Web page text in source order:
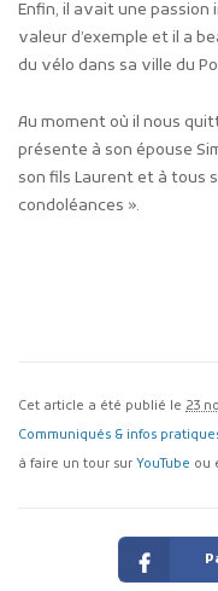
Enfin, il avait une
valeur d’exemple et il a
du vélo dans sa ville du
Au moment où il nous
présente à son épouse
son fils Laurent et à tous
condoléances ».
Cet article a été publié le 23
Communiqués & infos
à faire un tour sur YouTube ou